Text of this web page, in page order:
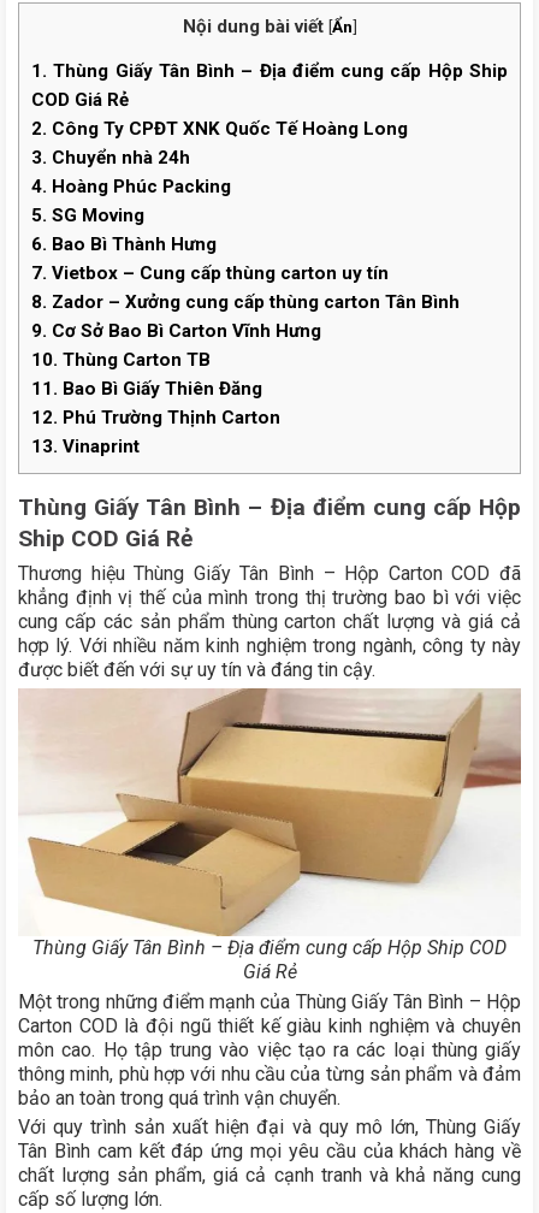
Nội dung bài viết [Ẩn]
1. Thùng Giấy Tân Bình – Địa điểm cung cấp Hộp Ship
COD Giá Rẻ
2. Công Ty CPĐT XNK Quốc Tế Hoàng Long
3. Chuyển nhà 24h
4. Hoàng Phúc Packing
5. SG Moving
6. Bao Bì Thành Hưng
7. Vietbox – Cung cấp thùng carton uy tín
8. Zador – Xưởng cung cấp thùng carton Tân Bình
9. Cơ Sở Bao Bì Carton Vĩnh Hưng
10. Thùng Carton TB
11. Bao Bì Giấy Thiên Đăng
12. Phú Trường Thịnh Carton
13. Vinaprint
Thùng Giấy Tân Bình – Địa điểm cung cấp Hộp
Ship COD Giá Rẻ
Thương hiệu Thùng Giấy Tân Bình – Hộp Carton COD đã
khẳng định vị thế của mình trong thị trường bao bì với việc
cung cấp các sản phẩm thùng carton chất lượng và giá cả
hợp lý. Với nhiều năm kinh nghiệm trong ngành, công ty này
được biết đến với sự uy tín và đáng tin cậy.
Thùng Giấy Tân Bình – Địa điểm cung cấp Hộp Ship COD
Giá Rẻ
Một trong những điểm mạnh của Thùng Giấy Tân Bình – Hộp
Carton COD là đội ngũ thiết kế giàu kinh nghiệm và chuyên
môn cao. Họ tập trung vào việc tạo ra các loại thùng giấy
thông minh, phù hợp với nhu cầu của từng sản phẩm và đảm
bảo an toàn trong quá trình vận chuyển.
Với quy trình sản xuất hiện đại và quy mô lớn, Thùng Giấy
Tân Bình cam kết đáp ứng mọi yêu cầu của khách hàng về
chất lượng sản phẩm, giá cả cạnh tranh và khả năng cung
cấp số lượng lớn.